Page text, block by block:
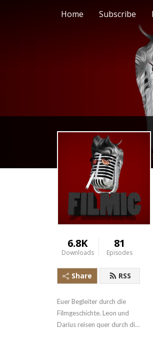
Home Subscribe
6.8K
Downloads
81
Episodes
Share RSS
Euer Begleiter durch die
Filmgeschichte. Leon und
Darius reisen quer durch die